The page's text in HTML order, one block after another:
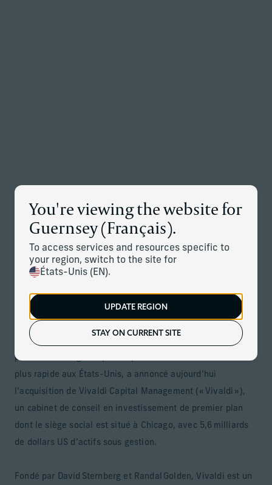
You're viewing the website for
Guernsey (Français).
To access services and resources specific to
your region, switch to the site for
États-Unis (EN).
UPDATE REGION
STAY ON CURRENT SITE
Corient Annonce L’acquisition de
Vivaldi Capital Management
Le 9 avril 2026
Télécharger
Le cabinet renforce son modèle de partenariat privé et
ajoute 5,6 milliards de dollars US d’actifs gérés
MIAMI (le 9 avril 2026) – Corient, le cabinet de gestion de
patrimoine intégré le plus important et à la croissance la
plus rapide aux États-Unis, a annoncé aujourd’hui
l’acquisition de Vivaldi Capital Management (« Vivaldi »),
un cabinet de conseil en investissement de premier plan
dont le siège social est situé à Chicago, avec 5,6 milliards
de dollars US d’actifs sous gestion.
Fondé par David Sternberg et Randal Golden, Vivaldi est un